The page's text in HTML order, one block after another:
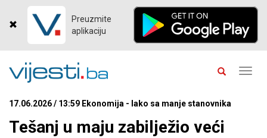
Preuzmite
aplikaciju
17.06.2026 / 13:59 Ekonomija - Iako sa manje stanovnika
Tešanj u maju zabilježio veći